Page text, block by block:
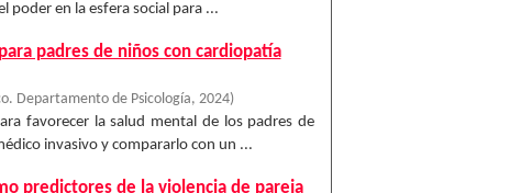
poder en la esfera social para ...
padres de niños con cardiopatía
Departamento de Psicología, 2024)
favorecer la salud mental de los padres de
invasivo y compararlo con un ...
predictores de la violencia de pareja